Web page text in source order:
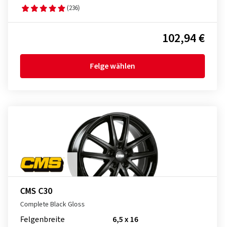
(236)
102,94 €
Felge wählen
CMS C30
Complete Black Gloss
Felgenbreite
6,5 x 16